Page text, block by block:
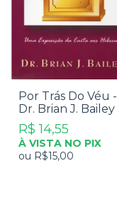
Por Trás Do Véu -
Dr. Brian J. Bailey
R$ 14,55
À VISTA NO PIX
ou R$15,00